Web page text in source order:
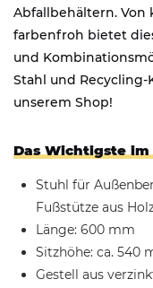
Abfallbehältern. Von
farbenfroh bietet
und
Stahl und Recycling-
unserem Shop!
Das Wichtigste
Stuhl für
Fußstütze aus
Länge: 600 mm
Sitzhöhe: ca. 540
Gestell aus